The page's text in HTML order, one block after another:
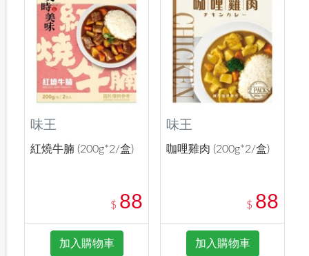
味王
紅燒牛腩 (200g*2/盒)
$ 88
加入購物車
味王
咖哩雞肉 (200g*2/盒)
$ 88
加入購物車